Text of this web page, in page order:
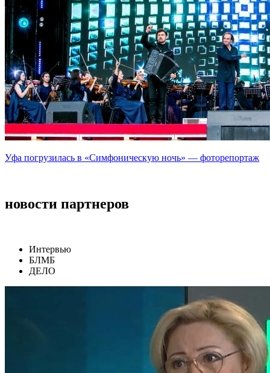
Уфа погрузилась в «Симфоническую ночь» — фоторепортаж
новости партнеров
Интервью
БЛМБ
ДЕЛО